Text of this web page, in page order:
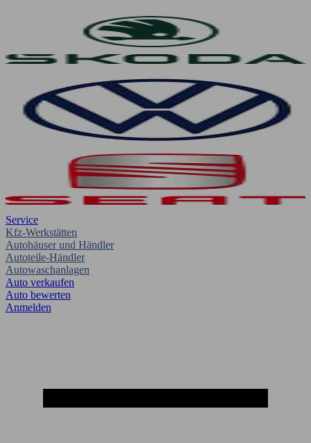
Service
Kfz-Werkstätten
Autohäuser und Händler
Autoteile-Händler
Autowaschanlagen
Auto verkaufen
Auto bewerten
Anmelden